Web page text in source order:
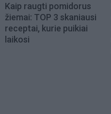
Kaip raugti pomidorus
žiemai: TOP 3 skaniausi
receptai, kurie puikiai
laikosi